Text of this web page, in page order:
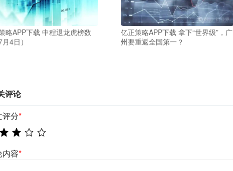
略APP下载 中程退龙虎榜数
4日）
亿正策略APP下载 拿下“世界级”，广
州要重返全国第一？
评论
评分*
内容*